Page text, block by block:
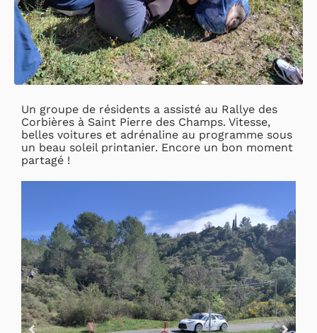
Un groupe de résidents a assisté au Rallye des
Corbières à Saint Pierre des Champs. Vitesse,
belles voitures et adrénaline au programme sous
un beau soleil printanier. Encore un bon moment
partagé !